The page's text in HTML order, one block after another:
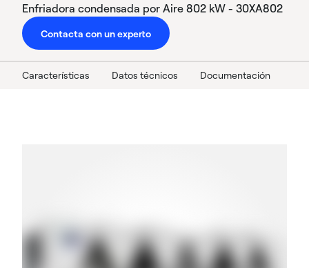
Enfriadora condensada por Aire 802 kW - 30XA802
Contacta con un experto
Características Datos técnicos Documentación